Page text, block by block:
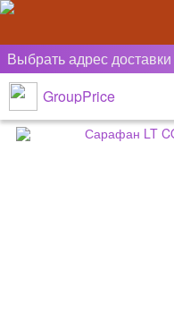
Выбрать адрес доставки
GroupPrice